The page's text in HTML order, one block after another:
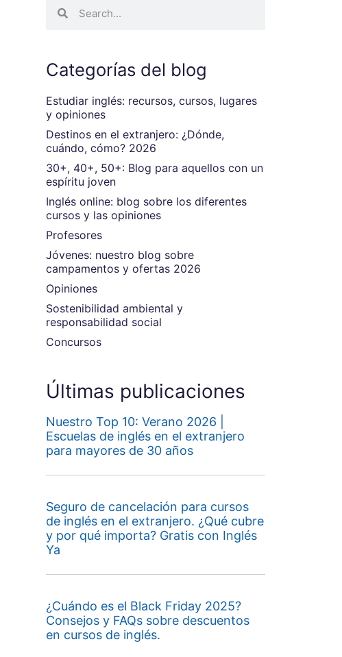
Categorías del blog
Estudiar inglés: recursos, cursos, lugares
y opiniones
Destinos en el extranjero: ¿Dónde,
cuándo, cómo? 2026
30+, 40+, 50+: Blog para aquellos con un
espíritu joven
Inglés online: blog sobre los diferentes
cursos y las opiniones
Profesores
Jóvenes: nuestro blog sobre
campamentos y ofertas 2026
Opiniones
Sostenibilidad ambiental y
responsabilidad social
Concursos
Últimas publicaciones
Nuestro Top 10: Verano 2026 |
Escuelas de inglés en el extranjero
para mayores de 30 años
Seguro de cancelación para cursos
de inglés en el extranjero. ¿Qué cubre
y por qué importa? Gratis con Inglés
Ya
¿Cuándo es el Black Friday 2025?
Consejos y FAQs sobre descuentos
en cursos de inglés.